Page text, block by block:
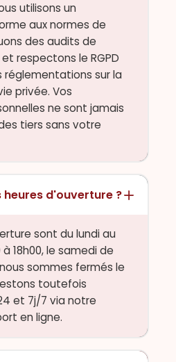
utilisons un
aux normes de
des audits de
respectons le RGPD
réglementations sur la
privée. Vos
ne sont jamais
tiers sans votre
heures d'ouverture ?
sont du lundi au
18h00, le samedi de
sommes fermés le
toutefois
et 7j/7 via notre
en ligne.